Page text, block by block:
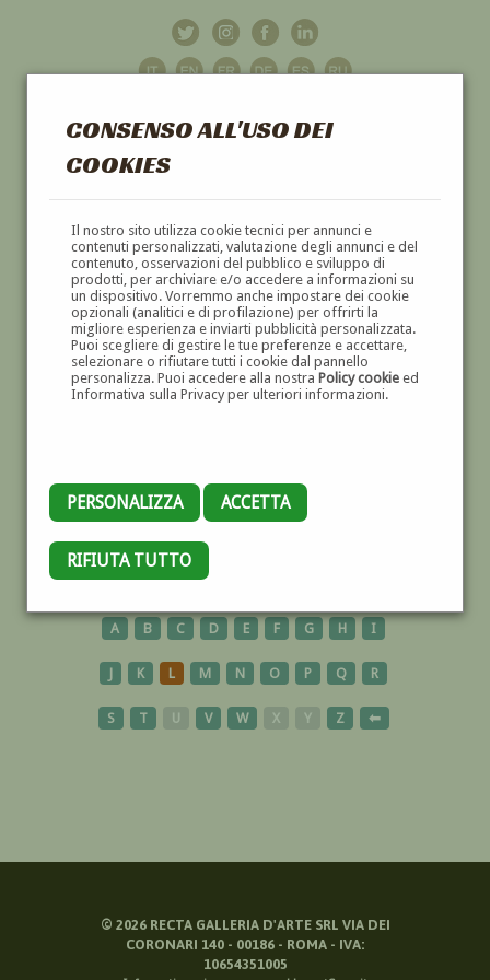
CONSENSO ALL'USO DEI
COOKIES
Il nostro sito utilizza cookie tecnici per annunci e
contenuti personalizzati, valutazione degli annunci e del
contenuto, osservazioni del pubblico e sviluppo di
prodotti, per archiviare e/o accedere a informazioni su
un dispositivo. Vorremmo anche impostare dei cookie
opzionali (analitici e di profilazione) per offrirti la
migliore esperienza e inviarti pubblicità personalizzata.
Puoi scegliere di gestire le tue preferenze e accettare,
selezionare o rifiutare tutti i cookie dal pannello
personalizza. Puoi accedere alla nostra Policy cookieed
Informativa sulla Privacy per ulteriori informazioni.
PERSONALIZZA ACCETTA
RIFIUTA TUTTO
GALLERIAD'ARTE
DIPINTI E SCULTURE '800 E '900
UCRAINA
A B C D E F G H I
J K L M N O P Q R
S T U V W X Y Z ⬅
© 2026RECTA GALLERIA D'ARTE SRL VIA DEI
CORONARI 140 - 00186 - ROMA - IVA:
10654351005